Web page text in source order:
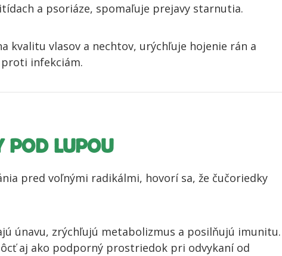
a psoriáze, spomaľuje prejavy starnutia.
kvalitu vlasov a nechtov, urýchľuje hojenie rán a
infekciám.
POD LUPOU
pred voľnými radikálmi, hovorí sa, že čučoriedky
únavu, zrýchľujú metabolizmus a posilňujú imunitu.
aj ako podporný prostriedok pri odvykaní od